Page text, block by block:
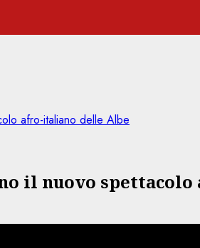
afro-italiano delle Albe
il nuovo